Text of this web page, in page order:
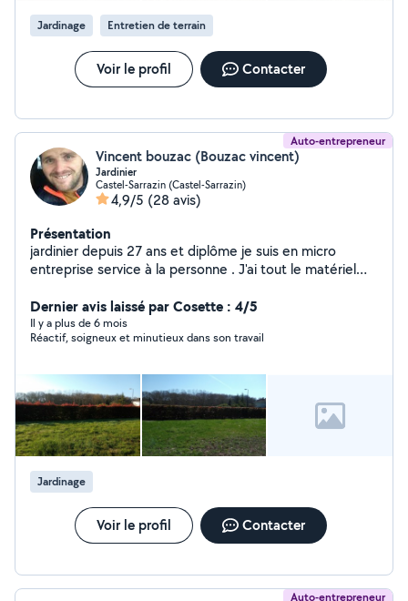
Jardinage Entretien de terrain
Voir le profil Contacter
Auto-entrepreneur
Vincent bouzac (Bouzac vincent)
Jardinier
Castel-Sarrazin (Castel-Sarrazin)
4,9/5 (28 avis)
Présentation
jardinier depuis 27 ans et diplôme je suis en micro
entreprise service à la personne . J'ai tout le matériel
Dernier avis laissé par Cosette : 4/5
Il y a plus de 6 mois
Réactif, soigneux et minutieux dans son travail
Jardinage
Voir le profil Contacter
Auto-entrepreneur